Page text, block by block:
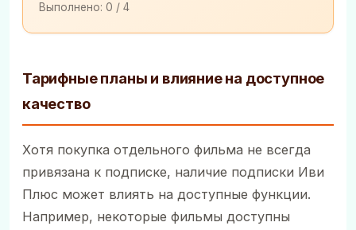
Выполнено: 0 / 4
Тарифные планы и влияние на доступное
качество
Хотя покупка отдельного фильма не всегда
привязана к подписке, наличие подписки Иви
Плюс может влиять на доступные функции.
Например, некоторые фильмы доступны